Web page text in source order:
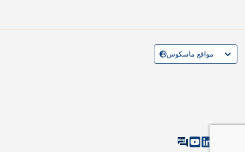
مواقع ماسكوس